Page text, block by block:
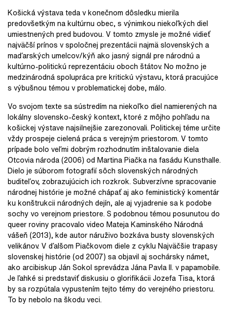
Košická výstava teda v konečnom dôsledku mierila
predovšetkým na kultúrnu obec, s výnimkou niekoľkých diel
umiestnených pred budovou. V tomto zmysle je možné vidieť
najväčší prínos v spoločnej prezentácii najmä slovenských a
maďarských umelcov/kýň ako jasný signál pre národnú a
kultúrno-politickú reprezentáciu oboch štátov. No možno je
medzinárodná spolupráca pre kritickú výstavu, ktorá pracujúce
s výbušnou témou v problematickej dobe, málo.
Vo svojom texte sa sústredím na niekoľko diel namierených na
lokálny slovensko-český kontext, ktoré z môjho pohľadu na
košickej výstave najsilnejšie zarezonovali. Politickej téme určite
vždy prospeje cielená práca s verejným priestorom. V tomto
prípade bolo veľmi dobrým rozhodnutím inštalovanie diela
Otcovia národa (2006) od Martina Piačka na fasádu Kunsthalle.
Dielo je súborom fotografií sôch slovenských národných
buditeľov, zobrazujúcich ich rozkrok. Subverzívne spracovanie
národnej histórie je možné chápať aj ako feministický komentár
ku konštrukcii národných dejín, ale aj vyjadrenie sa k podobe
sochy vo verejnom priestore. S podobnou témou posunutou do
queer roviny pracovalo video Mateja Kaminského Národná
vášeň (2013), kde autor náruživo bozkáva busty slovenských
velikánov. V ďalšom Piačkovom diele z cyklu Najväčšie trapasy
slovenskej histórie (od 2007) sa objavil aj sochársky námet,
ako arcibiskup Ján Sokol sprevádza Jána Pavla II. v papamobile.
Je ľahké si predstaviť diskusiu o glorifikácii Jozefa Tisa, ktorá
by sa rozpútala vypustením tejto témy do verejného priestoru.
To by nebolo na škodu veci.